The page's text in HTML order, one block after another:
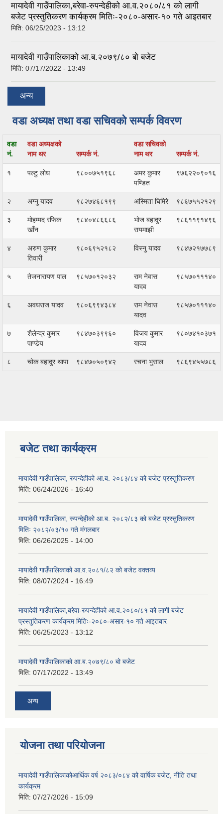
मायादेवी गाउँपालिका,बरेवा-रुपन्देहीको आ.व.२०८०/८१ को लागी
बजेट प्रस्तुतिकरण कार्यक्रम मितिः-२०८०-असार-१० गते आइतबार
मिति: 06/25/2023 - 13:12
मायादेवी गाउँपालिकाको आ.ब.२०७९/८० बो बजेट
मिति: 07/17/2022 - 13:49
अन्य
वडा अध्यक्ष तथा वडा सचिवको सम्पर्क विवरण
वडा
नं.
वडा अध्यक्षको
नाम थर
सम्पर्क नं.
वडा सचिवको
नाम थर
सम्पर्क नं.
१ पल्टु लोध ९८००७५१९६८
अमर कुमार
पण्डित
९७६२२०९०१६
२ अग्नु यादव ९८२७४६८१९९ अस्मिता घिमिरे ९८६७५५२१२९
३
मोहम्मद रफिक
खाँन
९८४०४८६६८६
भोज बहादुर
रायमाझी
९८६११९१४९६
४
अरुण कुमार
तिवारी
९८०६९५२१८२ विस्नु यादव ९८४७२१७७८९
५ तेजनारायण पाल ९८५७०१२०३२
राम नेवास
यादव
९८५७०१११४०
६ अवधराज यादव ९८०६९९४३८४
राम नेवास
यादव
९८५७०१११४०
७
शैलेन्द्र कुमार
पाण्डेय
९८४७०३९९६०
विजय कुमार
यादव
९८०७४१०३७१
८ चोक बहादुर थापा ९८४७०५०९४२ रचना भुसाल ९८६९४५५७८६
बजेट तथा कार्यक्रम
मायादेवी गाउँपालिका, रुपन्देहीको आ.ब. २०८३/८४ को बजेट प्रस्तुतिकरण
मिति: 06/24/2026 - 16:40
मायादेवी गाउँपालिका, रुपन्देहीको आ.ब. २०८२/८३ को बजेट प्रस्तुतिकरण
मितिः २०८२/०३/१० गते मंगलबार
मिति: 06/26/2025 - 14:00
मायादेवी गाउँपालिकाको आ.व.२०८१/८२ को बजेट वक्तव्य
मिति: 08/07/2024 - 16:49
मायादेवी गाउँपालिका,बरेवा-रुपन्देहीको आ.व.२०८०/८१ को लागी बजेट
प्रस्तुतिकरण कार्यक्रम मितिः-२०८०-असार-१० गते आइतबार
मिति: 06/25/2023 - 13:12
मायादेवी गाउँपालिकाको आ.ब.२०७९/८० बो बजेट
मिति: 07/17/2022 - 13:49
अन्य
योजना तथा परियोजना
मायादेवी गाउँपालिकाकोआर्थिक वर्ष २०८३/०८४ को वार्षिक बजेट, नीति तथा
कार्यक्रम
मिति: 07/27/2026 - 15:09